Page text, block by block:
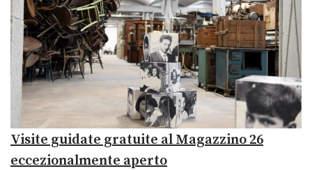
Visite guidate gratuite al Magazzino 26
eccezionalmente aperto